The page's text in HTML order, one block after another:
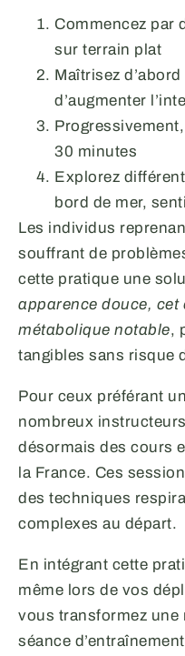
Commencez par
sur terrain plat
Maîtrisez
d’augmenter
30 minutes
Explorez
bord de mer,
Les individus
souffrant de
cette pratique une
apparence douce, cet
métabolique notable,
tangibles sans risque
Pour ceux préférant
nombreux
désormais des cours
la France. Ces
des techniques
complexes au départ.
En intégrant cette
même lors de vos
vous transformez une
séance